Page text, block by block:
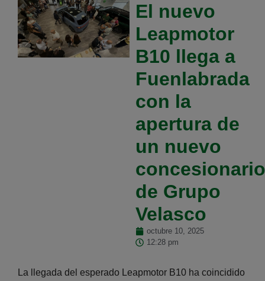
El nuevo
Leapmotor
B10 llega a
Fuenlabrada
con la
apertura de
un nuevo
concesionario
de Grupo
Velasco
octubre 10, 2025
12:28 pm
La llegada del esperado Leapmotor B10 ha coincidido